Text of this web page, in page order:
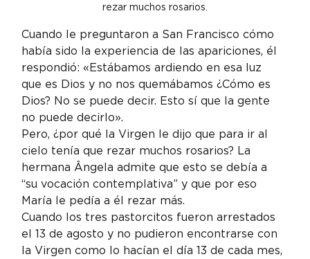
rezar muchos rosarios.
Cuando le preguntaron a San Francisco cómo
había sido la experiencia de las apariciones, él
respondió: «Estábamos ardiendo en esa luz
que es Dios y no nos quemábamos ¿Cómo es
Dios? No se puede decir. Esto sí que la gente
no puede decirlo».
Pero, ¿por qué la Virgen le dijo que para ir al
cielo tenía que rezar muchos rosarios? La
hermana Ângela admite que esto se debía a
“su vocación contemplativa” y que por eso
María le pedía a él rezar más.
Cuando los tres pastorcitos fueron arrestados
el 13 de agosto y no pudieron encontrarse con
la Virgen como lo hacían el día 13 de cada mes,